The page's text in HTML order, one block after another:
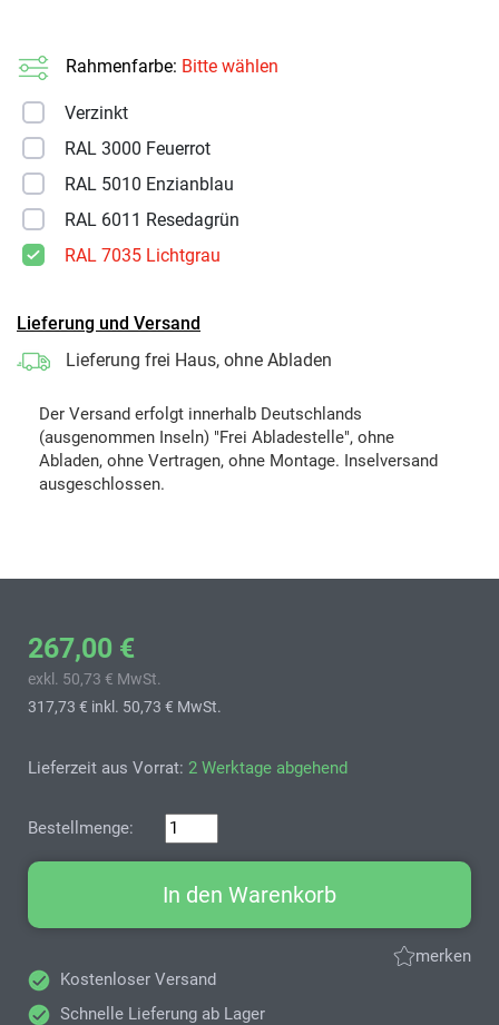
Rahmenfarbe: Bitte wählen
Verzinkt
RAL 3000 Feuerrot
RAL 5010 Enzianblau
RAL 6011 Resedagrün
RAL 7035 Lichtgrau
Lieferung und Versand
Lieferung frei Haus, ohne Abladen
Der Versand erfolgt innerhalb Deutschlands
(ausgenommen Inseln) "Frei Abladestelle", ohne
Abladen, ohne Vertragen, ohne Montage. Inselversand
ausgeschlossen.
267,00 €
exkl. 50,73 € MwSt.
317,73 € inkl. 50,73 € MwSt.
Lieferzeit aus Vorrat: 2 Werktage abgehend
Bestellmenge:
In den Warenkorb
merken
Kostenloser Versand
Schnelle Lieferung ab Lager